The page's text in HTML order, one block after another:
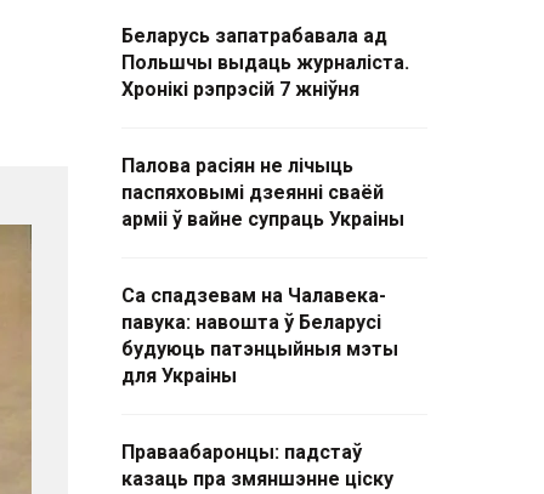
Беларусь запатрабавала ад
Польшчы выдаць журналіста.
Хронікі рэпрэсій 7 жніўня
Палова расіян не лічыць
паспяховымі дзеянні сваёй
арміі ў вайне супраць Украіны
Са спадзевам на Чалавека-
павука: навошта ў Беларусі
будуюць патэнцыйныя мэты
для Украіны
Праваабаронцы: падстаў
казаць пра змяншэнне ціску